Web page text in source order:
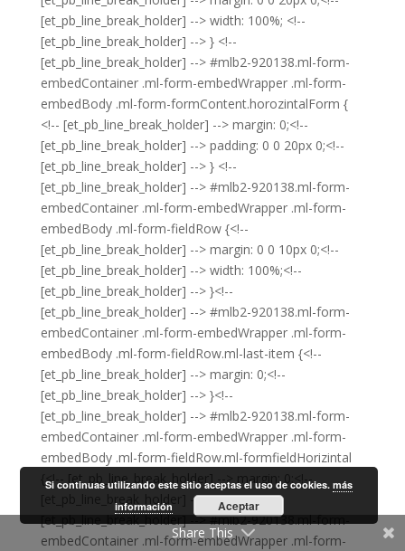
Share This
Si continuas utilizando este sitio aceptas el uso de cookies.más
información
Aceptar